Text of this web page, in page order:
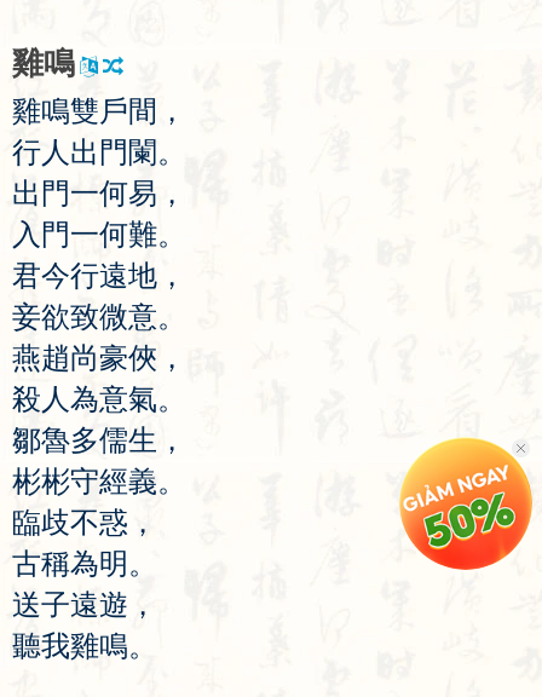
雞鳴
雞鳴雙戶間 ，
行人 出 門 闌。
出 門一何易 ，
入 門一何難。
君今行遠地 ，
妾欲致微意。
燕趙尚豪俠 ，
殺 人為意氣。
鄒魯多儒生 ，
彬彬守經義。
臨歧不惑 ，
古稱為明 。
送子遠遊 ，
聽我雞鳴。